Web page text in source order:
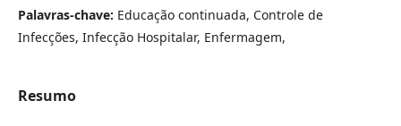
Palavras-chave: Educação continuada, Controle de
Infecções, Infecção Hospitalar, Enfermagem,
Resumo